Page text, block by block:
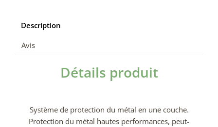
Description
Avis
Détails produit
Système de protection du métal en une couche.
Protection du métal hautes performances, peut-